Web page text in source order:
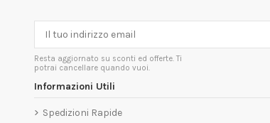
Resta aggiornato su sconti ed offerte. Ti
potrai cancellare quando vuoi.
Informazioni Utili
Spedizioni Rapide